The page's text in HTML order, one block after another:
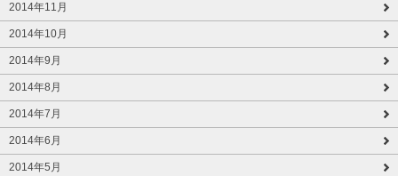
2014年11月
2014年10月
2014年9月
2014年8月
2014年7月
2014年6月
2014年5月